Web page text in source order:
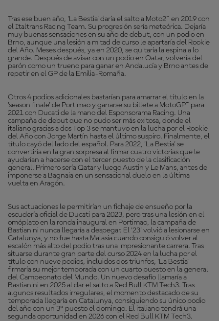
Tras ese buen año, 'La Bestia' daría el salto a Moto2™ en 2019 con
el Italtrans Racing Team. Su progresión sería meteórica. Dejaría
muy buenas sensaciones en su año de debut, con un podio en
Brno, aunque una lesión a mitad de curso le apartaría del Rookie
del Año. Meses después, ya en 2020, se quitaría la espina a lo
grande. Después de avisar con un podio en Qatar, volvería del
parón como un trueno para ganar en Andalucía y Brno antes de
repetir en el GP de la Emilia-Romaña.
Otros 4 podios adicionales bastarían para amarrar el título en la
'season finale' de Portimao y ganarse su billete a MotoGP™ para
2021 con Ducati de la mano del Esponsorama Racing. Una
campaña de debut que no pudo ser más exitosa, donde el
italiano gracias a dos Top 3 se mantuvo en la lucha por el Rookie
del Año con Jorge Martín hasta el último suspiro. Finalmente, el
título cayó del lado del español. Para 2022, 'La Bestia' se
convertiría en la gran sorpresa al firmar cuatro victorias que le
ayudarían a hacerse con el tercer puesto de la clasificación
general. Primero sería Qatar y luego Austin y Le Mans, antes de
imponerse a Bagnaia en un sensacional duelo en la última
vuelta en Aragón.
Sus actuaciones le permitirían un fichaje de ensueño por la
escudería oficial de Ducati para 2023, pero tras una lesión en el
omóplato en la ronda inaugural en Portimao, la campaña de
Bastianini nunca llegaría a despegar. El '23' volvió a lesionarse en
Catalunya, y no fue hasta Malasia cuando consiguió volver al
escalón más alto del podio tras una impresionante carrera. Tras
situarse durante gran parte del curso 2024 en la lucha por el
título con nueve podios, incluidos dos triunfos, 'La Bestia'
firmaría su mejor temporada con un cuarto puesto en la general
del Campeonato del Mundo. Un nuevo desafío llamaría a
Bastianini en 2025 al dar el salto a Red Bull KTM Tech3. Tras
algunos resultados irregulares, el momento destacado de su
temporada llegaría en Catalunya, consiguiendo su único podio
del año con un 3º puesto el domingo. El italiano tendrá una
segunda oportunidad en 2026 con el Red Bull KTM Tech3.